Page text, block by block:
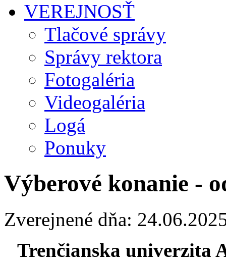
VEREJNOSŤ
Tlačové správy
Správy rektora
Fotogaléria
Videogaléria
Logá
Ponuky
Výberové konanie -
Zverejnené dňa:
Trenčianska univerzita